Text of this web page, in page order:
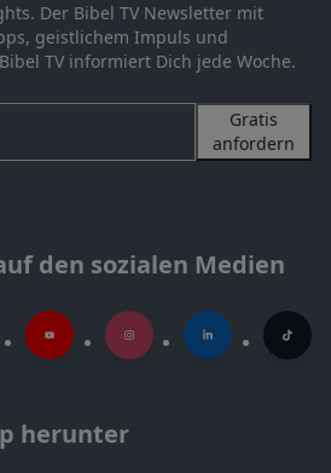
Der Bibel TV Newsletter mit
geistlichem Impuls und
TV informiert Dich jede Woche.
Gratis
anfordern
den sozialen Medien
herunter